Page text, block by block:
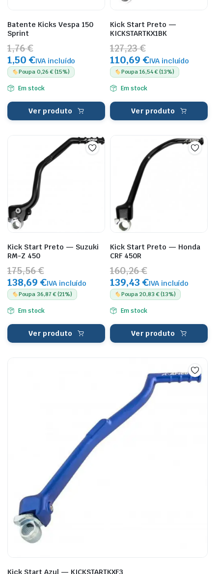
Batente Kicks Vespa 150
Sprint
1,76 €
1,50 €IVA incluído
Poupa 0,26 € (15%)
Em stock
Ver produto
Kick Start Preto —
KICKSTARTKX1BK
127,23 €
110,69 €IVA incluído
Poupa 16,54 € (13%)
Em stock
Ver produto
Kick Start Preto — Suzuki
RM-Z 450
175,56 €
138,69 €IVA incluído
Poupa 36,87 € (21%)
Em stock
Ver produto
Kick Start Preto — Honda
CRF 450R
160,26 €
139,43 €IVA incluído
Poupa 20,83 € (13%)
Em stock
Ver produto
Kick Start Azul — KICKSTARTKXF3